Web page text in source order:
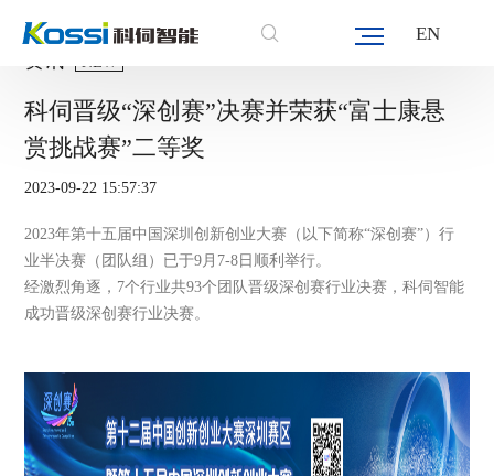
EN
资讯 NEW
科伺晋级“深创赛”决赛并荣获“富士康悬
赏挑战赛”二等奖
2023-09-22 15:57:37
2023年第十五届中国深圳创新创业大赛（以下简称“深创赛”）行
业半决赛（团队组）已于9月7-8日顺利举行。
经激烈角逐，7个行业共93个团队晋级深创赛行业决赛，科伺智能
成功晋级深创赛行业决赛。